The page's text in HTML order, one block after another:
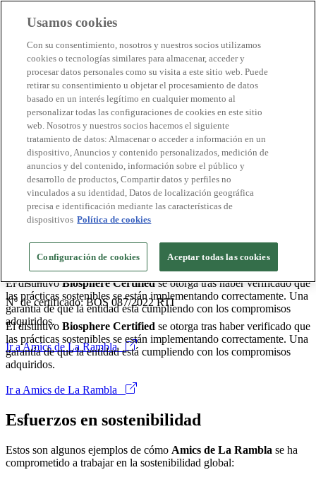
Empresas Biosphere
Cómo valoramos
Quienes somos
ES
English
Português
Français
Català
Deutsch
Türkçe
2026
Nº de certificado: BOS 087/2022 RTI
El distintivoBiosphere Certifiedse otorga tras haber verificado que
las prácticas sostenibles se están implementando correctamente. Una
garantía de que la entidad está cumpliendo con los compromisos
adquiridos.
Ir a Amics de La Rambla
Otros Servicios
Amics de La Rambla
Nº de certificado: BOS 087/2022 RTI
El distintivo Biosphere Certified se otorga tras haber verificado que
las prácticas sostenibles se están implementando correctamente. Una
garantía de que la entidad está cumpliendo con los compromisos
adquiridos.
Ir a Amics de La Rambla
Esfuerzos en sostenibilidad
Estos son algunos ejemplos de cómo Amics de La Rambla se ha
comprometido a trabajar en la sostenibilidad global:
Usamos cookies
Con su consentimiento, nosotros y nuestros socios utilizamos
cookies o tecnologías similares para almacenar, acceder y
procesar datos personales como su visita a este sitio web. Puede
retirar su consentimiento u objetar el procesamiento de datos
basado en un interés legítimo en cualquier momento al
personalizar todas las configuraciones de cookies en este sitio
web. Nosotros y nuestros socios hacemos el siguiente
tratamiento de datos: Almacenar o acceder a información en un
dispositivo, Anuncios y contenido personalizados, medición de
anuncios y del contenido, información sobre el público y
desarrollo de productos, Compartir datos y perfiles no
vinculados a su identidad, Datos de localización geográfica
precisa e identificación mediante las características de
dispositivos Política de cookies
Configuración de cookies Aceptar todas las cookies